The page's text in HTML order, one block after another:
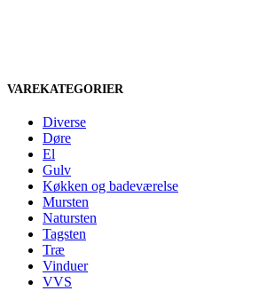
VAREKATEGORIER
Diverse
Døre
El
Gulv
Køkken og badeværelse
Mursten
Natursten
Tagsten
Træ
Vinduer
VVS